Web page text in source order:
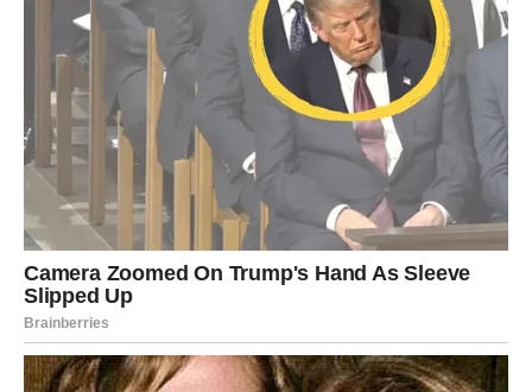
rešava.
Bićete prijatno iznenađeni kada shvatite da se trud koji
ste ulagali konačno isplaćuje.
Jedna odluka donosi sigurniju budućnost
Pred vama će biti izbor koji će u prvi mah delovati težak,
ali će se kasnije pokazati kao jedna od najboljih odluka
koje ste doneli.
Nemojte se plašiti promena. Upravo one vode ka
stabilnosti koju toliko dugo priželjkujete.